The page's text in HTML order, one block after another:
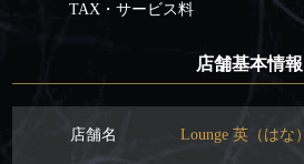
TAX・サービス料
店舗基本情報
店舗名 Lounge 英（はな）